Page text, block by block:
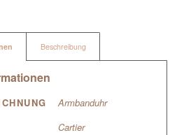
Beschreibung
Armbanduhr
Cartier